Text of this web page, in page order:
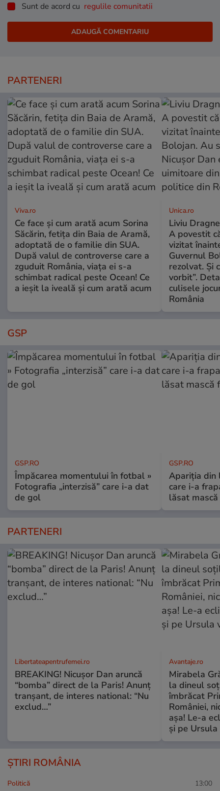
Sunt de acord cu regulile comunitatii
PARTENERI
Viva.ro
Ce face și cum arată acum Sorina
Săcărin, fetița din Baia de Aramă,
adoptată de o familie din SUA.
După valul de controverse care a
zguduit România, viața ei s-a
schimbat radical peste Ocean! Ce
a ieșit la iveală și cum arată acum
Unica.ro
Liviu
A povestit
vizitat
Guvernul
rezolvat. Și
vorbit”.
culisele
România
GSP
GSP.RO
Împăcarea momentului în fotbal »
Fotografia „interzisă” care i-a dat
de gol
GSP.RO
Apariția din
care i-a
lăsat mască
PARTENERI
Libertateapentrufemei.ro
BREAKING! Nicușor Dan aruncă
“bomba” direct de la Paris! Anunț
tranșant, de interes national: “Nu
exclud…”
Avantaje.ro
Mirabela
la dineul
îmbrăcat
României,
așa! Le-a
și pe
ȘTIRI ROMÂNIA
Politică 13:00